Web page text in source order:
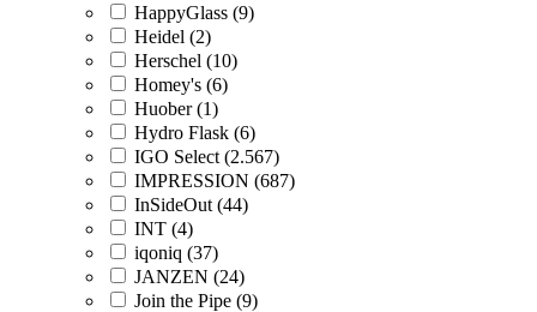
HappyGlass (9)
Heidel (2)
Herschel (10)
Homey's (6)
Huober (1)
Hydro Flask (6)
IGO Select (2.567)
IMPRESSION (687)
InSideOut (44)
INT (4)
iqoniq (37)
JANZEN (24)
Join the Pipe (9)